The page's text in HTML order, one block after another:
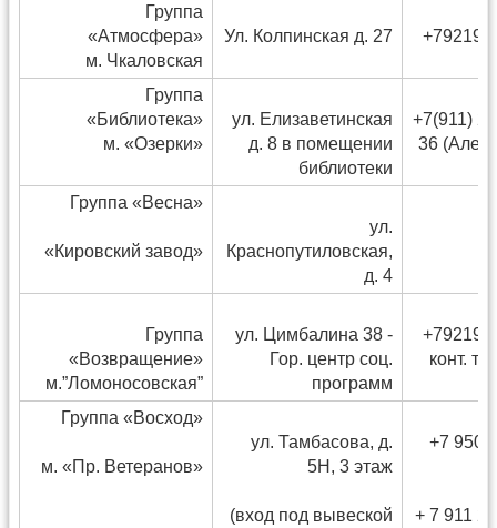
Группа
«Атмосфера»
м. Чкаловская
Ул. Колпинская д. 27
Группа
«Библиотека»
м. «Озерки»
ул. Елизаветинская
д. 8 в помещении
библиотеки
+7(911)
36
Группа «Весна»
«Кировский завод»
ул.
Краснопутиловская,
д. 4
Группа
«Возвращение»
м.”Ломоносовская”
ул. Цимбалина 38 -
Гор. центр соц.
программ
конт.
Группа «Восход»
м. «Пр. Ветеранов»
ул. Тамбасова, д.
5Н, 3 этаж
(вход под вывеской
+7 950
+ 7 911